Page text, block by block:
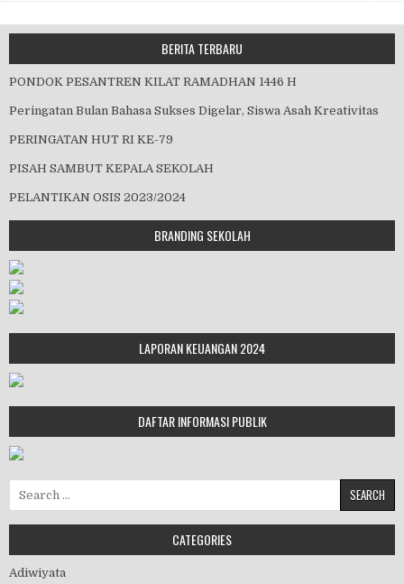
BERITA TERBARU
PONDOK PESANTREN KILAT RAMADHAN 1446 H
Peringatan Bulan Bahasa Sukses Digelar, Siswa Asah Kreativitas
PERINGATAN HUT RI KE-79
PISAH SAMBUT KEPALA SEKOLAH
PELANTIKAN OSIS 2023/2024
BRANDING SEKOLAH
LAPORAN KEUANGAN 2024
DAFTAR INFORMASI PUBLIK
CATEGORIES
Adiwiyata